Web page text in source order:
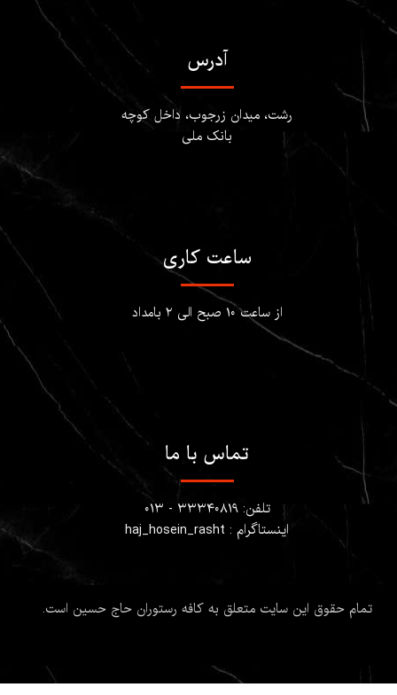
تمام حقوق این سایت متعلق به کافه رستوران حاج حسین است.
آدرس
​​​​​​رشت، میدان زرجوب، داخل کوچه
بانک ملی
ساعت کاری
از ساعت ۱۰ صبح الی ۲ بامداد
تماس با ما
تلفن: ۳۳۳۴۰۸۱۹ - ۰۱۳
اینستاگرام : haj_hosein_rasht